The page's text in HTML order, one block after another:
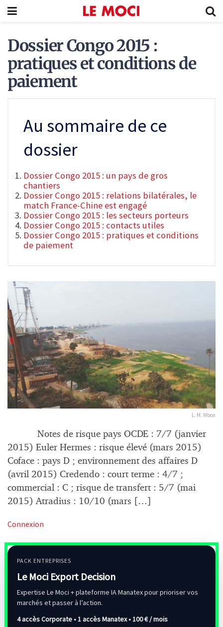
Dossier Congo 2015 :
pratiques et conditions de
paiement
Au sommaire de ce
dossier
Dossier Congo 2015 : un pays de gros
chantiers
Dossier Congo 2015 : relations bilatérales, le
match France-Chine est engagé
Dossier Congo 2015 : les secteurs porteurs
Dossier Congo 2015 : contacts utiles
Dossier Congo 2015 : pratiques et conditions
de paiement
L. M. Mbon
Notes de risque pays OCDE : 7/7 (janvier
2015) Euler Hermes : risque élevé (mars 2015)
Coface : pays D ; environnement des affaires D
(avril 2015) Credendo : court terme : 4/7 ;
commercial : C ; risque de transfert : 5/7 (mai
2015) Atradius : 10/10 (mars […]
Connexion
PACK ENTREPRISES
Le Moci Export Decision
Expertise Le Moci + plateforme IA Manatex pour prioriser vos
marchés et passer à l’action.
4 accès Corporate • 1 accès Manatex •100 € / mois